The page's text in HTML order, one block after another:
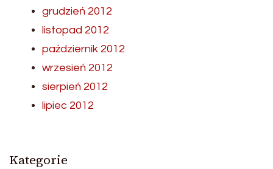
grudzień 2012
listopad 2012
październik 2012
wrzesień 2012
sierpień 2012
lipiec 2012
Kategorie